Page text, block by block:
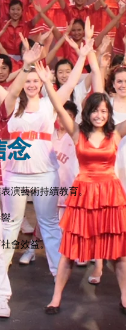
念
演藝術持續教育。
。
會效益。